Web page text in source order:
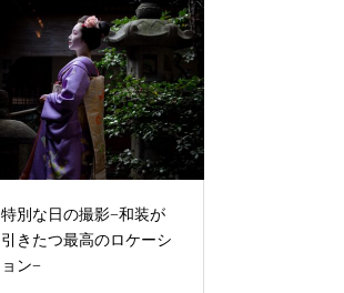
特別な日の撮影−和装が
引きたつ最高のロケーシ
ョン−